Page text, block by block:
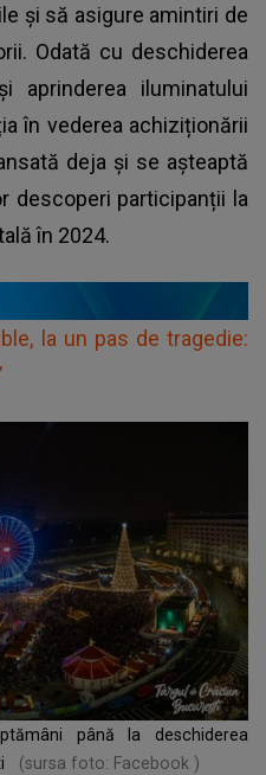
și să asigure amintiri de
Odată cu deschiderea
aprinderea iluminatului
în vederea achiziționării
deja și se așteaptă
descoperi participanții la
în 2024.
la un pas de tragedie:
până la deschiderea
(sursa foto: Facebook )